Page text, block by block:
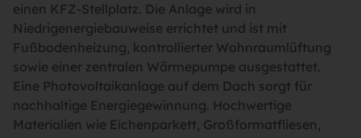
einen KFZ-Stellplatz. Die Anlage wird in
Niedrigenergiebauweise errichtet und ist mit
Fußbodenheizung, kontrollierter Wohnraumlüftung
sowie einer zentralen Wärmepumpe ausgestattet.
Eine Photovoltaikanlage auf dem Dach sorgt für
nachhaltige Energiegewinnung. Hochwertige
Materialien wie Eichenparkett, Großformatfliesen,